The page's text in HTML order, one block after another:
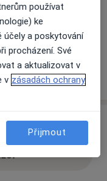
aktivní
používat
ke
a poskytování
procházení. Své
a aktualizovat v
v zásadách ochrany
Přijmout